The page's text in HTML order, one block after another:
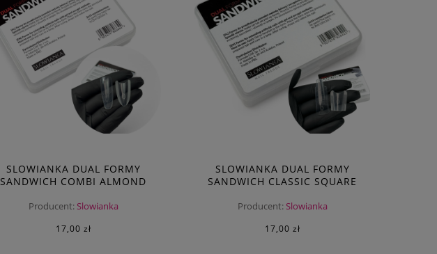
SLOWIANKA DUAL FORMY
SANDWICH COMBI ALMOND
Producent: Slowianka
17,00 zł
SLOWIANKA DUAL FORMY
SANDWICH CLASSIC SQUARE
Producent: Slowianka
17,00 zł